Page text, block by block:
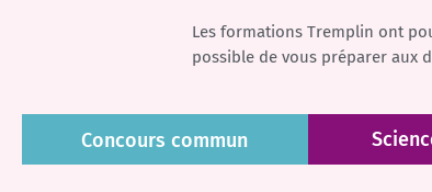
Les formations Tremplin ont
possible de vous préparer aux
Concours commun